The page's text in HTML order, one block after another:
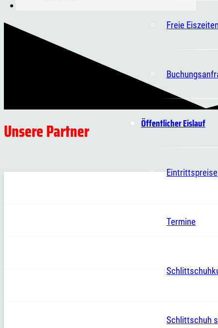
Freie Eiszeiten
Öffentlicher Eislauf
Eintrittspreise
Termine
Schlittschuh
Unsere Partner